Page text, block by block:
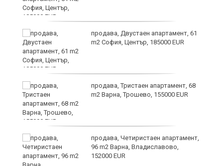
продава, Двустаен апартамент, 61
m2 София, Център, 185000 EUR
продава, Тристаен апартамент, 68
m2 Варна, Трошево, 155000 EUR
продава, Четиристаен апартамент,
96 m2 Варна, Владиславово,
152000 EUR